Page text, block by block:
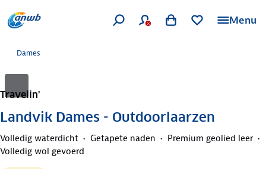
Menu
Dames
Travelin'
Landvik Dames - Outdoorlaarzen
Volledig waterdicht Getapete naden
Premium geolied leer
Volledig wol gevoerd